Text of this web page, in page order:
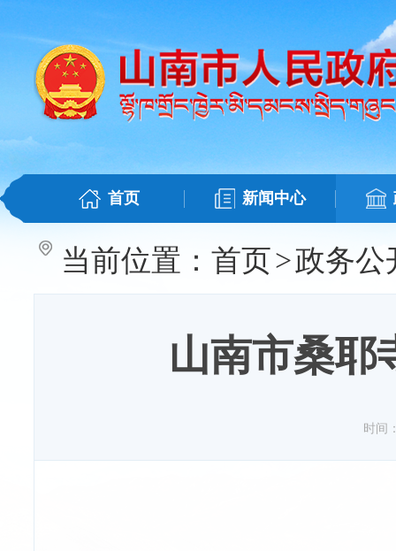
首页 新闻中心
当前位置： 首页>政务公
山南市桑耶
时间